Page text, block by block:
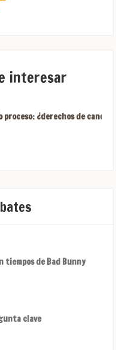
interesar
proceso: ¿derechos de
tiempos de Bad Bunny
clave